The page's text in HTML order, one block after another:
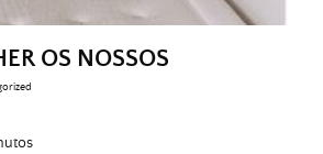
OS NOSSOS